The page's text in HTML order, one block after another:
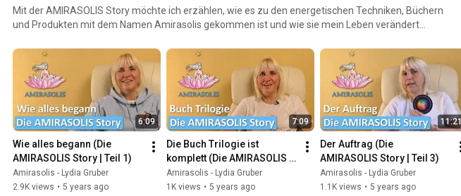
Mit der AMIRASOLIS Story möchte ich erzählen, wie es zu den energetischen Techniken, Büchern
und Produkten mit dem Namen Amirasolis gekommen ist und wie sie mein Leben verändert
6:09
Wie alles begann (Die
AMIRASOLIS Story | Teil 1)
Amirasolis - Lydia Gruber
2.9K views • 5 years ago
7:09
Die Buch Trilogie ist
komplett (Die AMIRASOLIS
Story | Teil 2)
Amirasolis - Lydia Gruber
1K views • 5 years ago
11:21
Der Auftrag (Die
AMIRASOLIS Story | Teil 3)
Amirasolis - Lydia Gruber
1.1K views • 5 years ago